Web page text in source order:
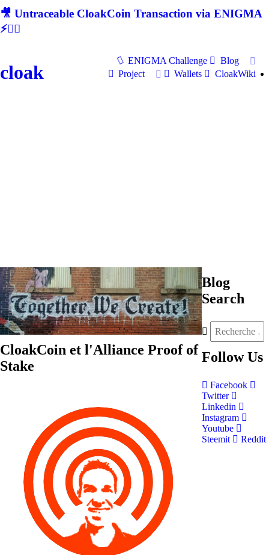
🎥 Untraceable CloakCoin Transaction via ENIGMA
⚡🕵‍♂
cloak
ENIGMA Challenge
Blog
Project
Wallets CloakWiki
CloakCoin et l'Alliance Proof of
Stake
Blog
Search
Follow Us
Facebook
Twitter
Linkedin
Instagram
Youtube
Steemit
Reddit